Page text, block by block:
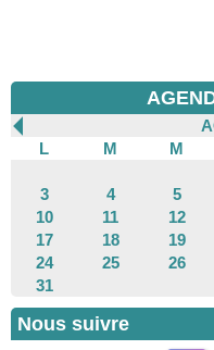
L
M M
3
4 5
10
11 12
17
18 19
24
25 26
31
Nous suivre